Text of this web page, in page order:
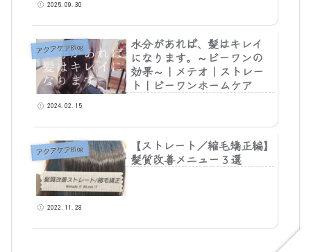
2025.09.30
アクアケアBlog
水分があれば、髪はキレイ
になります。～ビーワンの
効果～｜メテオ｜ストレー
ト｜ビーワンホームケア
2024.02.15
アクアケアBlog
【ストレート／縮毛矯正編】
髪質改善メニュー３選
2022.11.28